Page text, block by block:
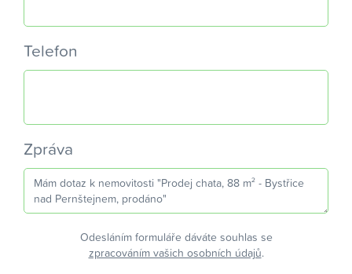
Telefon
Zpráva
Odesláním formuláře dáváte souhlas se
zpracováním vašich osobních údajů.